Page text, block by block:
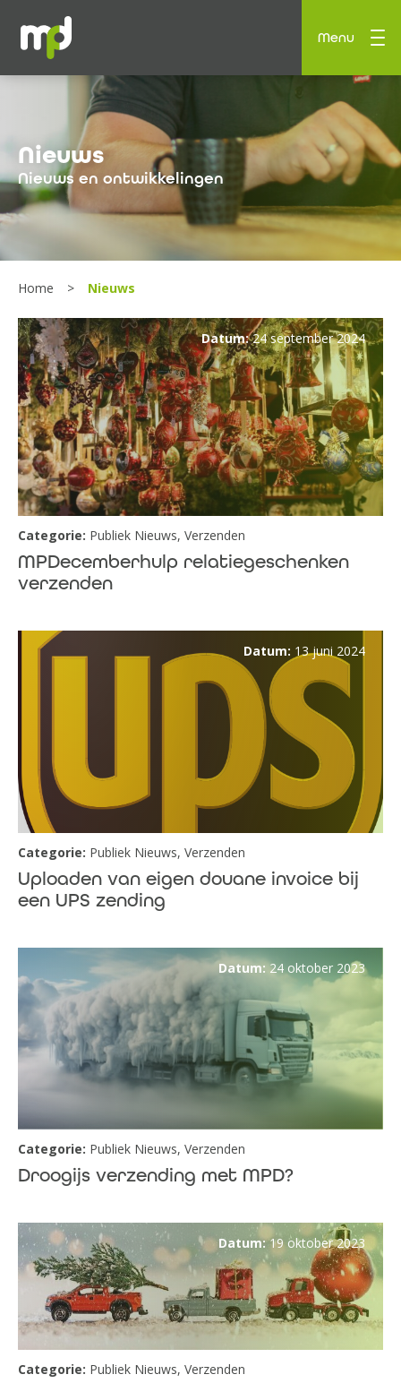
Menu
Nieuws
Nieuws en ontwikkelingen
Home Nieuws
Datum:24 september 2024
Categorie: Publiek Nieuws, Verzenden
MPDecemberhulp relatiegeschenken
verzenden
Datum: 13 juni 2024
Categorie: Publiek Nieuws, Verzenden
Uploaden van eigen douane invoice bij
een UPS zending
Datum:24 oktober 2023
Categorie: Publiek Nieuws, Verzenden
Droogijs verzending met MPD?
Datum:19 oktober 2023
Categorie: Publiek Nieuws, Verzenden